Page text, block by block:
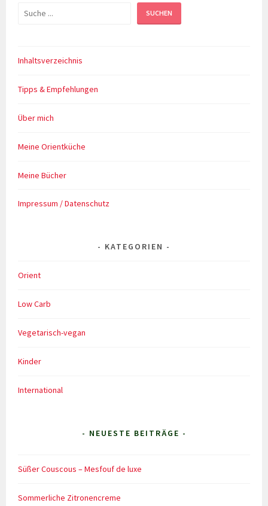
Suchen SUCHEN
Inhaltsverzeichnis
Tipps & Empfehlungen
Über mich
Meine Orientküche
Meine Bücher
Impressum / Datenschutz
KATEGORIEN
Orient
Low Carb
Vegetarisch-vegan
Kinder
International
- NEUESTE BEITRÄGE -
Süßer Couscous – Mesfouf de luxe
Sommerliche Zitronencreme